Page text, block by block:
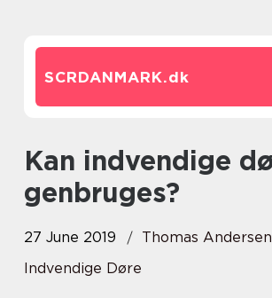
SCRDANMARK.dk
Kan indvendige døre
genbruges?
27 June 2019
Thomas Andersen
Indvendige Døre